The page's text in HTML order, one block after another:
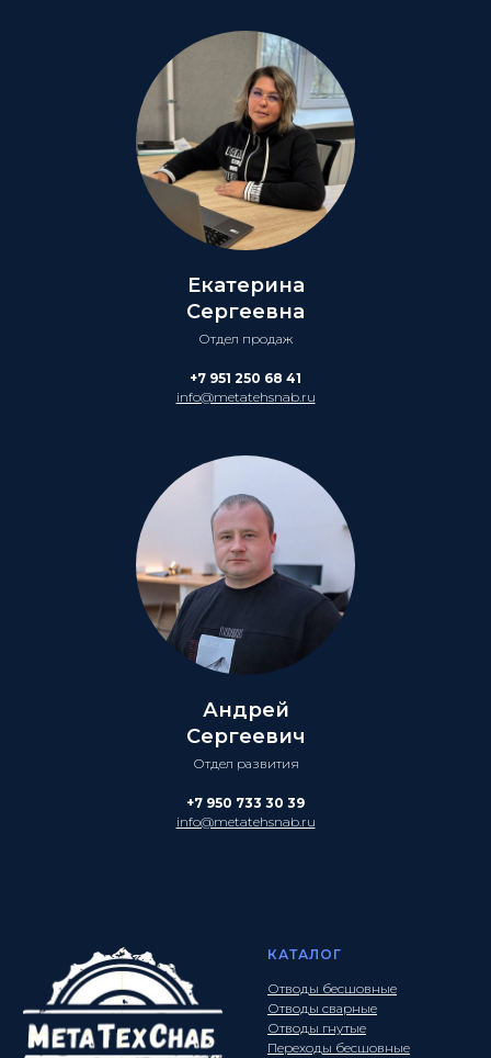
Екатерина
Сергеевна
Отдел продаж
+7 951 250 68 41
info@metatehsnab.ru
Андрей
Сергеевич
Отдел развития
+7 950 733 30 39
info@metatehsnab.ru
КАТАЛОГ
Отводы бесшовные
Отводы сварные
Отводы гнутые
Переходы бесшовные